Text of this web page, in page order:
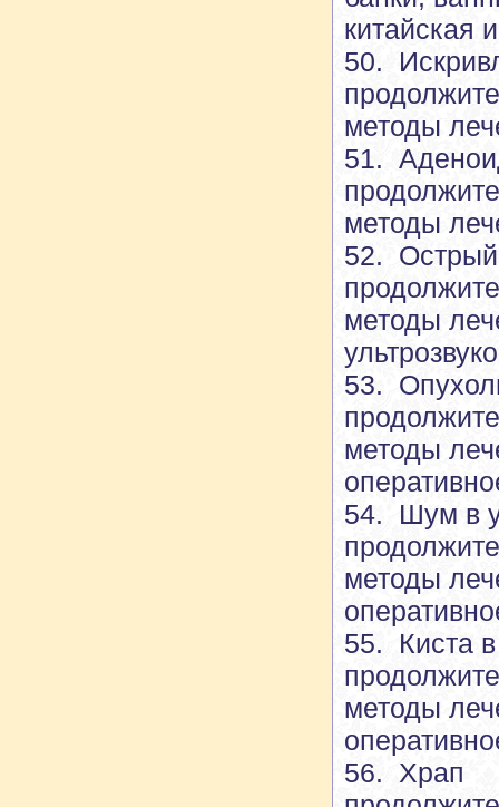
китайская
50.
методы
51.
методы
52. Острый
методы
53.
методы
54. Шум в
методы
55. Киста
методы
56. Храп